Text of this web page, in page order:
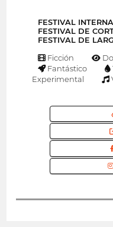
FESTIVAL
FESTIVAL DE
FESTIVAL DE
Ficción
Fantástico
Experimental